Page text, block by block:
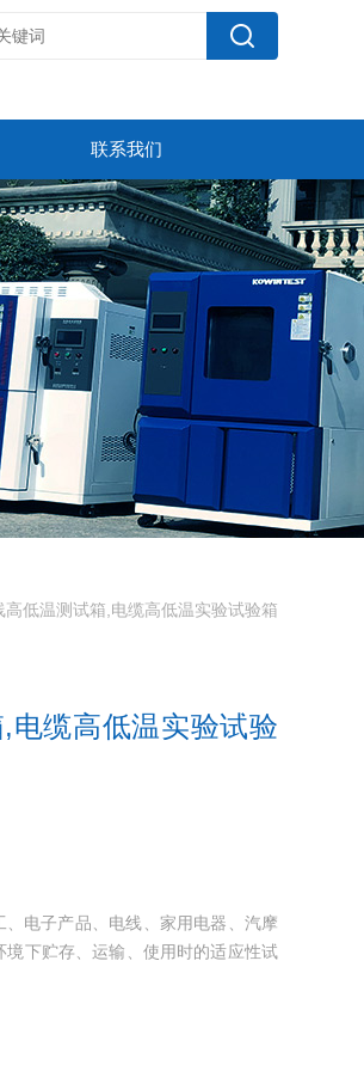
联系我们
低温测试箱,电缆高低温实验试验箱
电缆高低温实验试验
电子产品、电线、家用电器、汽摩
下贮存、运输、使用时的适应性试